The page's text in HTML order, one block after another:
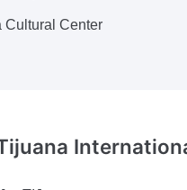
Cultural Center